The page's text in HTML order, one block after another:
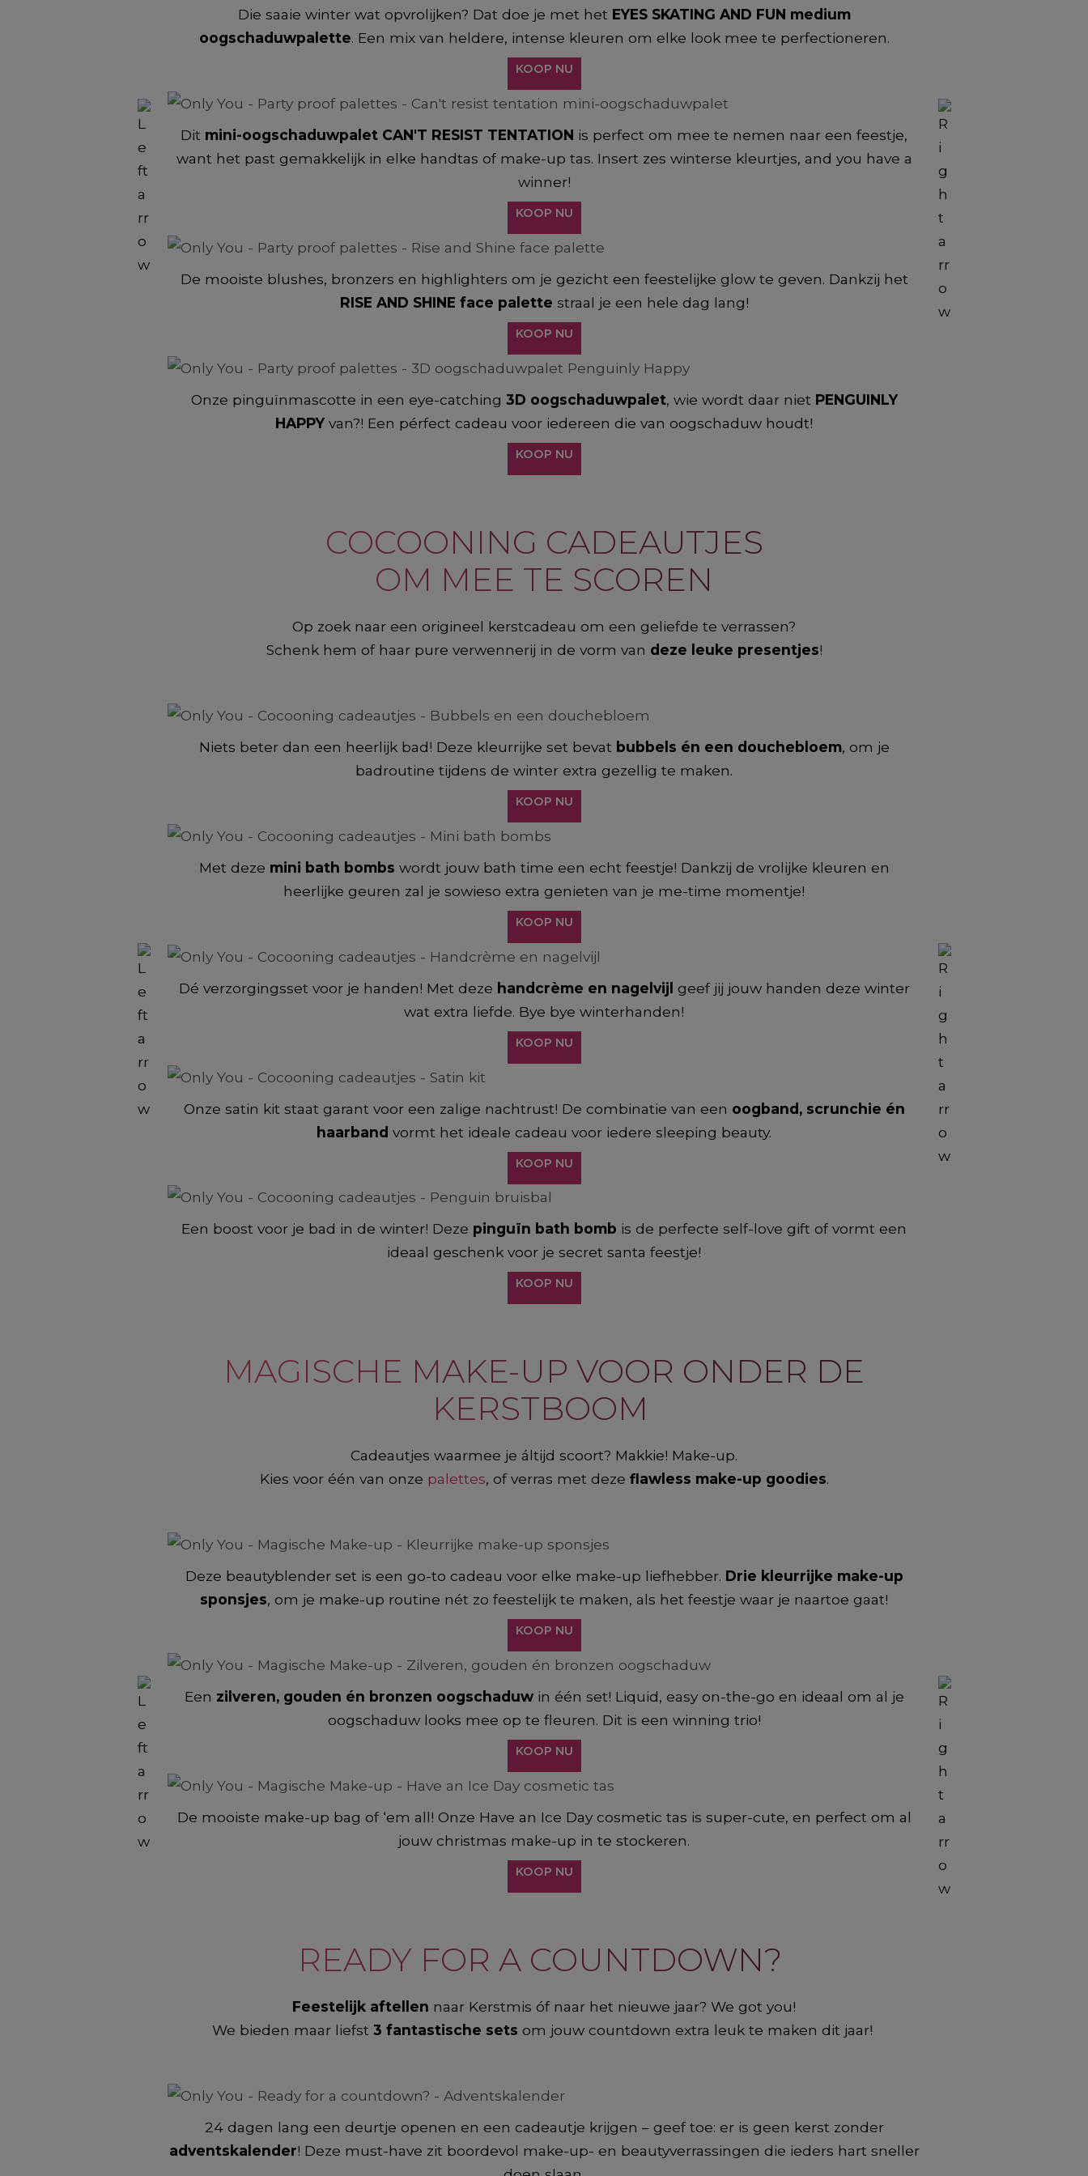
Die saaie winter wat opvrolijken? Dat doe je met het EYES SKATING AND FUN medium
oogschaduwpalette. Een mix van heldere, intense kleuren om elke look mee te perfectioneren.
KOOP NU
Dit mini-oogschaduwpalet CAN'T RESIST TENTATION is perfect om mee te nemen naar een feestje,
want het past gemakkelijk in elke handtas of make-up tas. Insert zes winterse kleurtjes, and you have a
winner!
KOOP NU
De mooiste blushes, bronzers en highlighters om je gezicht een feestelijke glow te geven. Dankzij het
RISE AND SHINE face palette straal je een hele dag lang!
KOOP NU
Onze pinguïnmascotte in een eye-catching 3D oogschaduwpalet, wie wordt daar niet PENGUINLY
HAPPY van?! Een pérfect cadeau voor iedereen die van oogschaduw houdt!
KOOP NU
COCOONING CADEAUTJES
OM MEE TE SCOREN
Op zoek naar een origineel kerstcadeau om een geliefde te verrassen?
Schenk hem of haar pure verwennerij in de vorm van deze leuke presentjes!
Niets beter dan een heerlijk bad! Deze kleurrijke set bevat bubbels én een douchebloem, om je
badroutine tijdens de winter extra gezellig te maken.
KOOP NU
Met deze mini bath bombs wordt jouw bath time een echt feestje! Dankzij de vrolijke kleuren en
heerlijke geuren zal je sowieso extra genieten van je me-time momentje!
KOOP NU
Dé verzorgingsset voor je handen! Met deze handcrème en nagelvijl geef jij jouw handen deze winter
wat extra liefde. Bye bye winterhanden!
KOOP NU
Onze satin kit staat garant voor een zalige nachtrust! De combinatie van een oogband, scrunchie én
haarband vormt het ideale cadeau voor iedere sleeping beauty.
KOOP NU
Een boost voor je bad in de winter! Deze pinguïn bath bomb is de perfecte self-love gift of vormt een
ideaal geschenk voor je secret santa feestje!
KOOP NU
MAGISCHE MAKE-UP VOOR ONDER DE
KERSTBOOM ​
Cadeautjes waarmee je áltijd scoort? Makkie! Make-up.
Kies voor één van onze palettes, of verras met deze flawless make-up goodies.​
Deze beautyblender set is een go-to cadeau voor elke make-up liefhebber. Drie kleurrijke make-up
sponsjes, om je make-up routine nét zo feestelijk te maken, als het feestje waar je naartoe gaat!​
KOOP NU
Een zilveren, gouden én bronzen oogschaduwin één set! Liquid, easy on-the-go en ideaal om al je
oogschaduw looks mee op te fleuren. Dit is een winning trio!​
KOOP NU
De mooiste make-up bag of ‘em all! Onze Have an Ice Day cosmetic tas is super-cute, en perfect om al
jouw christmas make-up in te stockeren.​
KOOP NU
READY FOR A COUNTDOWN? ​
Feestelijk aftellen naar Kerstmis óf naar het nieuwe jaar? We got you!
We bieden maar liefst 3 fantastische sets om jouw countdown extra leuk te maken dit jaar! ​​
24 dagen lang een deurtje openen en een cadeautje krijgen – geef toe: er is geen kerst zonder
adventskalender! Deze must-have zit boordevol make-up- en beautyverrassingen die ieders hart sneller